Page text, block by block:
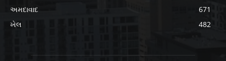
અમદાવાદ
671
ખેલ
482